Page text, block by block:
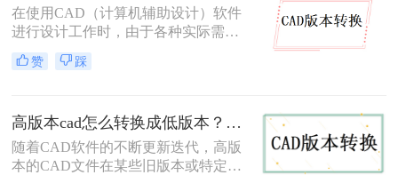
版本转低版本的几种方法，帮助大家
高效、准确地完成这一操作。
在使用CAD（计算机辅助设计）软件
进行设计工作时，由于各种实际需
求，我们常常需要将CAD文件从高版
本转换为低版本。这可能是因为旧版
而需要降低版本。那么cad高版本转低
版本怎么转呢？下面，我们将详细介
绍几种CAD高版本转低版本的方法。
赞 踩
高版本cad怎么转换成低版本？这三个转换方法非常简单！
随着CAD软件的不断更新迭代，高版
本的CAD文件在某些旧版本或特定需